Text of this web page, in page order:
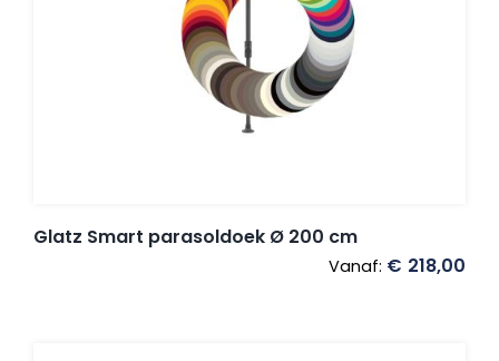
Glatz Smart parasoldoek Ø 200 cm
Vanaf: € 218,00